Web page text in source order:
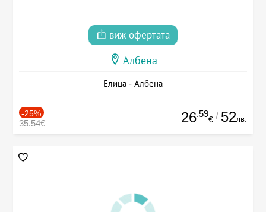
виж офертата
Албена
Елица - Албена
-25%
35.54€ 26.59
€ / 52лв.